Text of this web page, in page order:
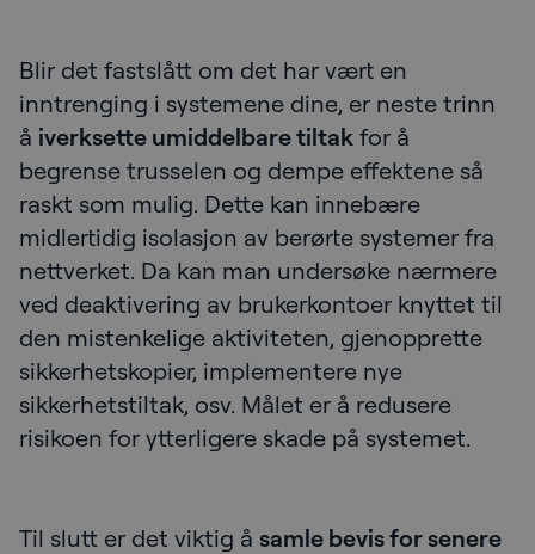
Blir det fastslått om det har vært en
inntrenging i systemene dine, er neste trinn
å iverksette umiddelbare tiltak for å
begrense trusselen og dempe effektene så
raskt som mulig. Dette kan innebære
midlertidig isolasjon av berørte systemer fra
nettverket. Da kan man undersøke nærmere
ved deaktivering av brukerkontoer knyttet til
den mistenkelige aktiviteten, gjenopprette
sikkerhetskopier, implementere nye
sikkerhetstiltak, osv. Målet er å redusere
risikoen for ytterligere skade på systemet.
Til slutt er det viktig å samle bevis for senere